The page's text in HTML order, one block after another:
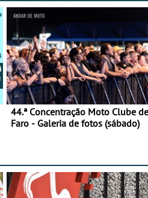
44.ª Concentração Moto Clube de
Faro - Galeria de fotos (sábado)